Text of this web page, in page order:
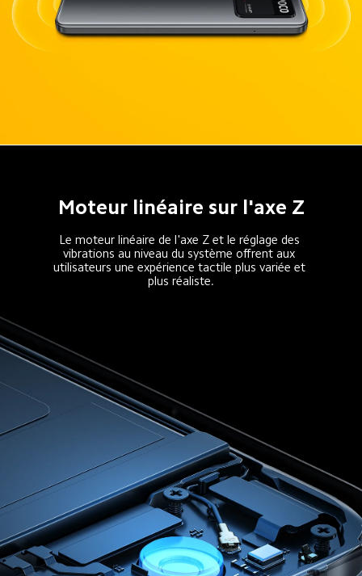
Moteur linéaire sur l'axe Z
Le moteur linéaire de l'axe Z et le réglage des
vibrations au niveau du système offrent aux
utilisateurs une expérience tactile plus variée et
plus réaliste.